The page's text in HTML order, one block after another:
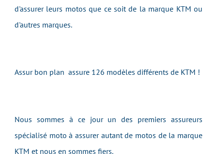
d'assurer leurs motos que ce soit de la marque KTM ou
d'autres marques.
Assur bon plan assure 126 modèles différents de KTM !
Nous sommes à ce jour un des premiers assureurs
spécialisé moto à assurer autant de motos de la marque
KTM et nous en sommes fiers.